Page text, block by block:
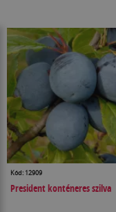
Kód: 12909
President konténeres szilva